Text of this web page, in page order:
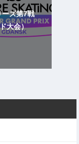
ーズ第7戦
大会）